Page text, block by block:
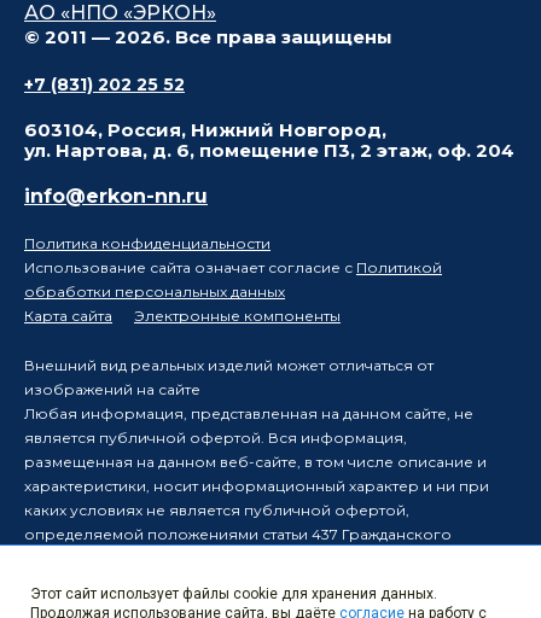
АО «НПО «ЭРКОН»
© 2011 — 2026. Все права защищены
+7 (831) 202 25 52
603104, Россия, Нижний Новгород,
ул. Нартова, д. 6, помещение П3, 2 этаж, оф. 204
info@erkon-nn.ru
Политика конфиденциальности
Использование сайта означает согласие с Политикой
обработки персональных данных
Карта сайта
Электронные компоненты
Внешний вид реальных изделий может отличаться от
изображений на сайте
Любая информация, представленная на данном сайте, не
является публичной офертой. Вся информация,
размещенная на данном веб-сайте, в том числе описание и
характеристики, носит информационный характер и ни при
каких условиях не является публичной офертой,
определяемой положениями статьи 437 Гражданского
Производитель оставляет за собой право в одностороннем
порядке вносить изменения в информацию, размещенную на
Этот сайт использует файлы cookie для хранения данных.
Продолжая использование сайта, вы даёте согласие на работу с